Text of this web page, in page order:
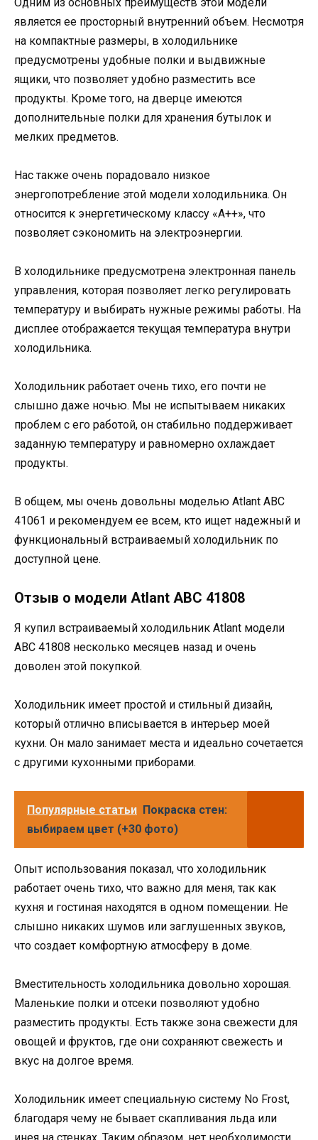
является ее просторный внутренний объем. Несмотря
на компактные размеры, в холодильнике
предусмотрены удобные полки и выдвижные
ящики, что позволяет удобно разместить все
продукты. Кроме того, на дверце имеются
дополнительные полки для хранения бутылок и
мелких предметов.
Нас также очень порадовало низкое
энергопотребление этой модели холодильника. Он
относится к энергетическому классу «А++», что
позволяет сэкономить на электроэнергии.
В холодильнике предусмотрена электронная панель
управления, которая позволяет легко регулировать
температуру и выбирать нужные режимы работы. На
дисплее отображается текущая температура внутри
холодильника.
Холодильник работает очень тихо, его почти не
слышно даже ночью. Мы не испытываем никаких
проблем с его работой, он стабильно поддерживает
заданную температуру и равномерно охлаждает
продукты.
В общем, мы очень довольны моделью Аtlant ABC
41061 и рекомендуем ее всем, кто ищет надежный и
функциональный встраиваемый холодильник по
доступной цене.
Отзыв о модели Аtlant ABC 41808
Я купил встраиваемый холодильник Аtlant модели
ABC 41808 несколько месяцев назад и очень
доволен этой покупкой.
Холодильник имеет простой и стильный дизайн,
который отлично вписывается в интерьер моей
кухни. Он мало занимает места и идеально сочетается
с другими кухонными приборами.
Популярные статьи Покраска стен:
выбираем цвет (+30 фото)
Опыт использования показал, что холодильник
работает очень тихо, что важно для меня, так как
кухня и гостиная находятся в одном помещении. Не
слышно никаких шумов или заглушенных звуков,
что создает комфортную атмосферу в доме.
Вместительность холодильника довольно хорошая.
Маленькие полки и отсеки позволяют удобно
разместить продукты. Есть также зона свежести для
овощей и фруктов, где они сохраняют свежесть и
вкус на долгое время.
Холодильник имеет специальную систему No Frost,
благодаря чему не бывает скапливания льда или